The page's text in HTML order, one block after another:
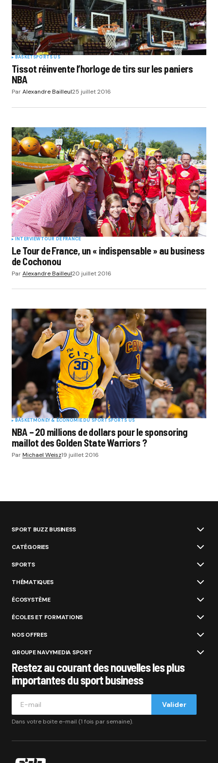
BASKETSPORTS US
Tissot réinvente l’horloge de tirs sur les paniers
NBA
ParAlexandre Bailleul25 juillet 2016
INTERVIEWTOUR DE FRANCE
Le Tour de France, un « indispensable » au business
de Cochonou
ParAlexandre Bailleul20 juillet 2016
BASKETMONEY & ÉCONOMIE DU SPORTSPORTS US
NBA – 20 millions de dollars pour le sponsoring
maillot des Golden State Warriors ?
ParMichael Weisz19 juillet 2016
SPORT BUZZ BUSINESS
CATÉGORIES
SPORTS
THÉMATIQUES
ÉCOSYSTÈME
ÉCOLES ET FORMATIONS
NOS OFFRES
GROUPE NAVYMEDIA SPORT
Restez au courant des nouvelles les plus
importantes du sport business
Valider
Dans votre boite e-mail (1 fois par semaine).